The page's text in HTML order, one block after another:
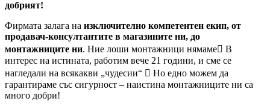
добрият!
Фирмата залага на изключително компетентен екип, от
продавач-консултантите в магазините ни, до
монтажниците ни. Ние лоши монтажници нямаме В
интерес на истината, работим вече 21 години, и сме се
нагледали на всякакви „чудесии“  Но едно можем да
гарантираме със сигурност – наистина монтажниците ни са
много добри!